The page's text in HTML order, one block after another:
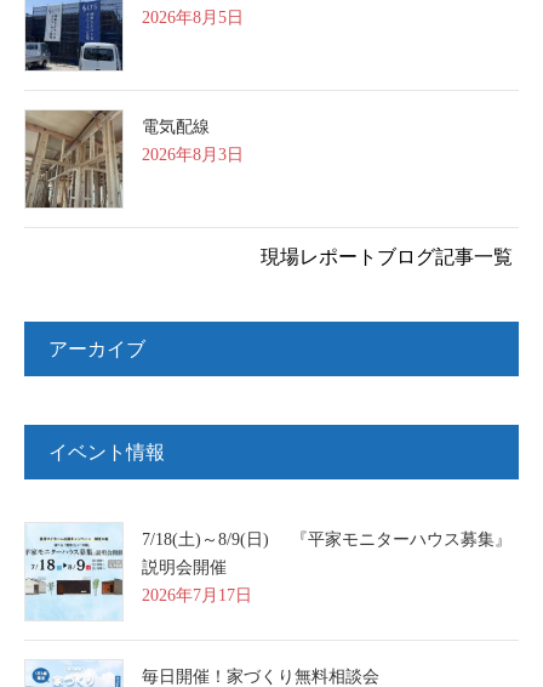
2026年8月5日
電気配線
2026年8月3日
現場レポートブログ記事一覧
アーカイブ
イベント情報
7/18(土)～8/9(日) 『平家モニターハウス募集』
説明会開催
2026年7月17日
毎日開催！家づくり無料相談会